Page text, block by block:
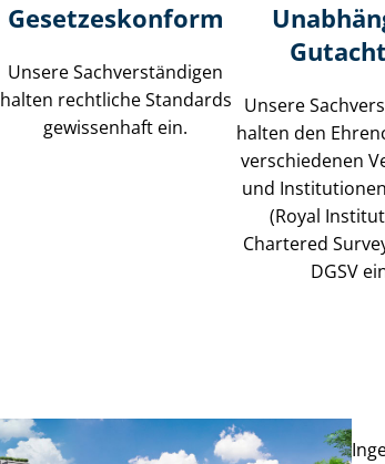
Gesetzes­konform
Unsere Sach­ver­stän­di­gen
halten rechtliche Standards
gewissenhaft ein.
Unsere
halten den
verschiedenen
und Institutionen
(Royal
Chartered
DGSV